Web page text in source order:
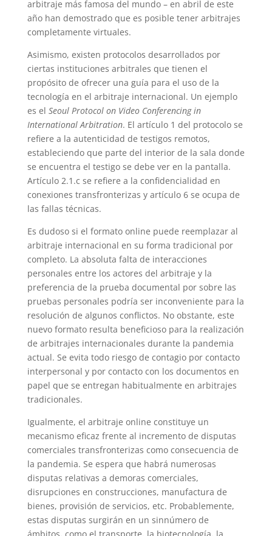
arbitraje más famosa del mundo – en abril de este
año han demostrado que es posible tener arbitrajes
completamente virtuales.
Asimismo, existen protocolos desarrollados por
ciertas instituciones arbitrales que tienen el
propósito de ofrecer una guía para el uso de la
tecnología en el arbitraje internacional. Un ejemplo
es el Seoul Protocol on Video Conferencing in
International Arbitration. El artículo 1 del protocolo se
refiere a la autenticidad de testigos remotos,
estableciendo que parte del interior de la sala donde
se encuentra el testigo se debe ver en la pantalla.
Artículo 2.1.c se refiere a la confidencialidad en
conexiones transfronterizas y artículo 6 se ocupa de
las fallas técnicas.
Es dudoso si el formato online puede reemplazar al
arbitraje internacional en su forma tradicional por
completo. La absoluta falta de interacciones
personales entre los actores del arbitraje y la
preferencia de la prueba documental por sobre las
pruebas personales podría ser inconveniente para la
resolución de algunos conflictos. No obstante, este
nuevo formato resulta beneficioso para la realización
de arbitrajes internacionales durante la pandemia
actual. Se evita todo riesgo de contagio por contacto
interpersonal y por contacto con los documentos en
papel que se entregan habitualmente en arbitrajes
tradicionales.
Igualmente, el arbitraje online constituye un
mecanismo eficaz frente al incremento de disputas
comerciales transfronterizas como consecuencia de
la pandemia. Se espera que habrá numerosas
disputas relativas a demoras comerciales,
disrupciones en construcciones, manufactura de
bienes, provisión de servicios, etc. Probablemente,
estas disputas surgirán en un sinnúmero de
ámbitos, como el transporte, la biotecnología, la